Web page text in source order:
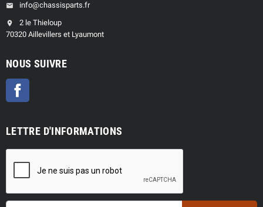
email info@chassisparts.fr
location_on
2 le Thieloup
70320 Aillevillers et Lyaumont
NOUS SUIVRE
LETTRE D'INFORMATIONS